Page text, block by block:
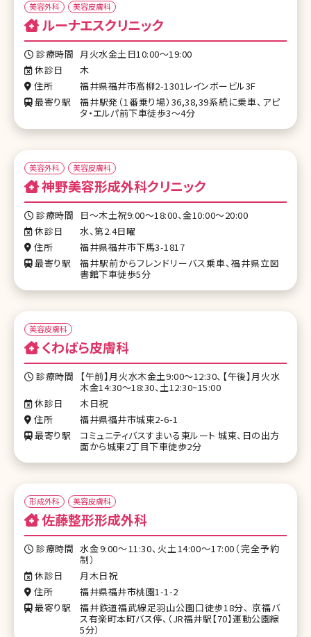
美容外科 美容皮膚科
ルーナエスクリニック
診療時間 月火水金土日10:00～19:00
休診日
木
住所
福井県福井市高柳2-1301レインボービル3F
最寄り駅
福井駅発（1番乗り場）36,38,39系統に乗車、アピ
タ・エルパ前下車徒歩3～4分
美容外科 美容皮膚科
神野美容形成外科クリニック
診療時間
日～木土祝9:00～18:00、金10:00～20:00
休診日
水、第2.4日曜
住所
福井県福井市下馬3-1817
最寄り駅
福井駅前からフレンドリーバス乗車、福井県立図
書館下車徒歩5分
美容皮膚科
くわばら皮膚科
診療時間
【午前】月火水木金土9:00～12:30、【午後】月火水
木金14:30～18:30、土12:30~15:00
休診日
木日祝
住所
福井県福井市城東2-6-1
最寄り駅
コミュニティバスすまいる東ルート 城東、日の出方
面から城東2丁目下車徒歩2分
形成外科 美容皮膚科
佐藤整形形成外科
診療時間 水金9:00～11:30、火土14:00～17:00（完全予約
制）
休診日
月木日祝
住所
福井県福井市桃園1-1-2
最寄り駅
福井鉄道福武線足羽山公園口徒歩18分、 京福バ
ス有楽町本町バス停、（JR福井駅【70】運動公園線
5分）